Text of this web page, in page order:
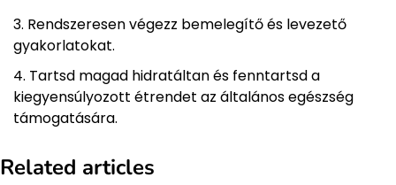
Rendszeresen végezz bemelegítő és levezető
gyakorlatokat.
Tartsd magad hidratáltan és fenntartsd a
kiegyensúlyozott étrendet az általános egészség
támogatására.
Related articles